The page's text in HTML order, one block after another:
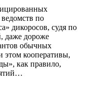
по
дикоросов, судя по
даже дороже
обычных
этом кооперативы,
как правило,